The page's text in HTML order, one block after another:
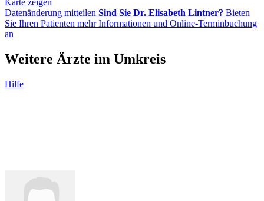
Karte zeigen
Datenänderung mitteilen Sind Sie Dr. Elisabeth Lintner? Bieten
Sie Ihren Patienten mehr Informationen und Online-Terminbuchung
an
Weitere Ärzte im Umkreis
Hilfe